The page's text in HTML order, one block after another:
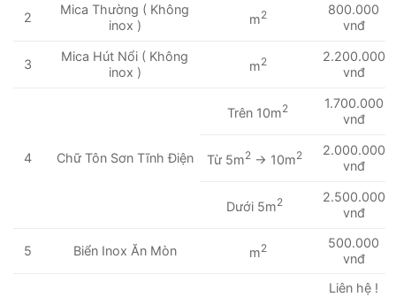
2
Mica Thường ( Không
inox )
m2
800.000
vnđ
3
Mica Hút Nổi ( Không
inox )
m2
2.200.000
vnđ
4 Chữ Tôn Sơn Tĩnh Điện
Trên 10m2
1.700.000
vnđ
Từ 5m2-> 10m2
2.000.000
vnđ
Dưới 5m2
2.500.000
vnđ
5 Biển Inox Ăn Mòn m2
500.000
vnđ
Liên hệ !